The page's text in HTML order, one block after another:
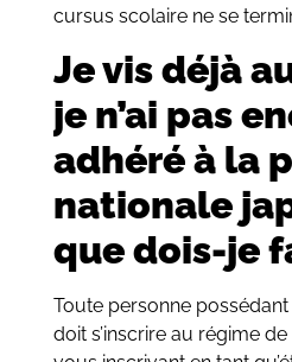
cursus scolaire ne se
Je vis déjà
je n’ai pas
adhéré à la
nationale
que dois-je
Toute personne
doit s’inscrire au régime